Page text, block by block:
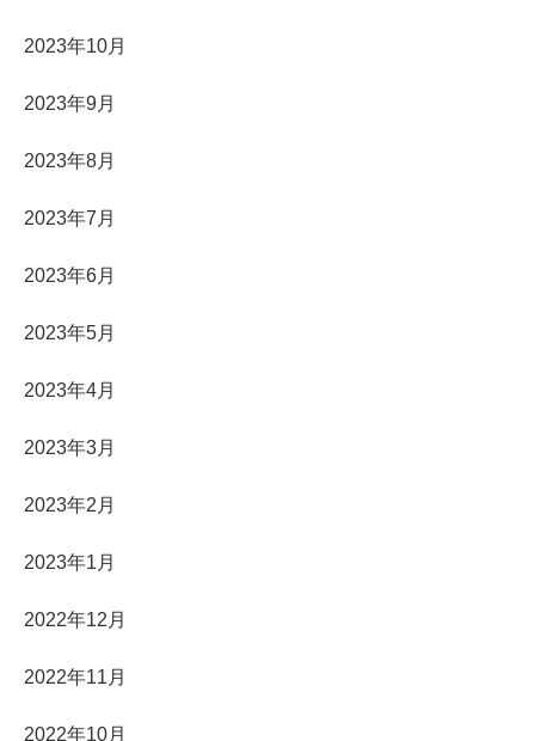
2023年10月
2023年9月
2023年8月
2023年7月
2023年6月
2023年5月
2023年4月
2023年3月
2023年2月
2023年1月
2022年12月
2022年11月
2022年10月